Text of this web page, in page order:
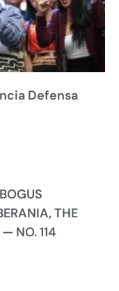
Defensa
THE
NO. 114